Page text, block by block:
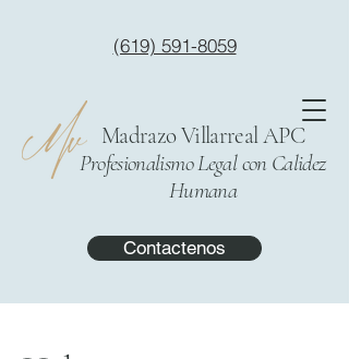
Madrazo Villarreal APC
Profesionalismo Legal con Calidez
Humana
Contactenos
(619) 591-8059